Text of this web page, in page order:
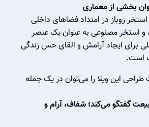
بخشی از معماری
روباز در امتداد فضاهای داخلی
و استخر مصنوعی به عنوان یک عنصر
برای ایجاد آرامش و القای حس زندگی
است.
این ویلا را می‌توان در یک جمله
گفتگو می‌کند؛ شفاف، آرام و